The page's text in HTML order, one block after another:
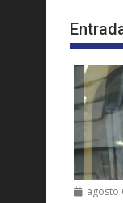
agosto